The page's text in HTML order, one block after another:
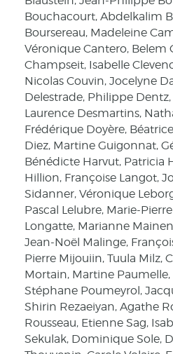
Bouchacourt, Abdelkalim
Boursereau, Madeleine
Véronique Cantero, Belem
Champseit, Isabelle
Nicolas Couvin, Jocelyne
Delestrade, Philippe
Laurence Desmartins,
Frédérique Doyère,
Diez, Martine Guigonnat,
Bénédicte Harvut, Patricia
Hillion, Françoise Langot,
Sidanner, Véronique
Pascal Lelubre, Marie-
Longatte, Marianne
Jean-Noël Malinge,
Pierre Mijouiin, Tuula Milz,
Mortain, Martine Paumelle,
Stéphane Poumeyrol,
Shirin Rezaeiyan, Agathe
Rousseau, Etienne Sag,
Sekulak, Dominique Sole,